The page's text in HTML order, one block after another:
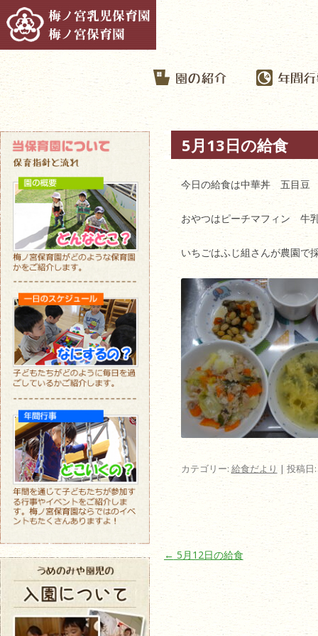
5月13日の給食
今日の給食は中華丼 五目豆
おやつはピーチマフィン 牛
いちごはふじ組さんが農園で
カテゴリー: 給食だより | 投稿日:
投稿ナビゲーション
← 5月12日の給食